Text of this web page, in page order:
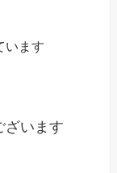
います
ざいます